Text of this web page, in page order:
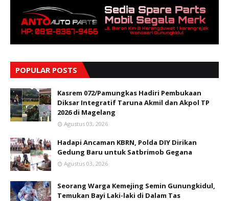
POPULAR POSTS
Kasrem 072/Pamungkas Hadiri Pembukaan
Diksar Integratif Taruna Akmil dan Akpol TP
2026 di Magelang
Agustus 03, 2026
Hadapi Ancaman KBRN, Polda DIY Dirikan
Gedung Baru untuk Satbrimob Gegana
Agustus 03, 2026
Seorang Warga Kemejing Semin Gunungkidul,
Temukan Bayi Laki-laki di Dalam Tas